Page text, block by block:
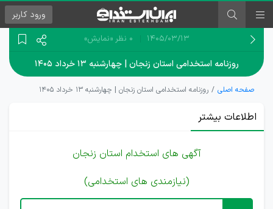
ورود کاربر
۱۴۰۵/۰۳/۱۳ 0 نظر «نمایش»
روزنامه استخدامی استان زنجان | چهارشنبه ۱۳ خرداد ۱۴۰۵
صفحه اصلی روزنامه استخدامی استان زنجان | چهارشنبه ۱۳ خرداد ۱۴۰۵
اطلاعات بیشتر
آگهی های استخدام استان زنجان
(نیازمندی های استخدامی)